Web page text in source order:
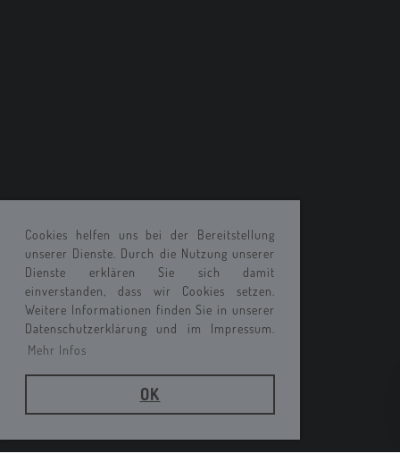
Cookies helfen uns bei der Bereitstellung
unserer Dienste. Durch die Nutzung unserer
Dienste erklären Sie sich damit
einverstanden, dass wir Cookies setzen.
Weitere Informationen finden Sie in unserer
Datenschutzerklärung und im Impressum.
Mehr Infos
OK